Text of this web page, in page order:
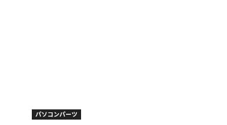
パソコンパーツ